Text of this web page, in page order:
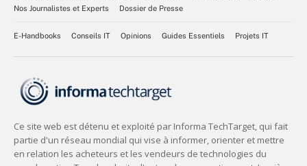
Nos Journalistes et Experts
Dossier de Presse
E-Handbooks Conseils IT Opinions Guides Essentiels Projets IT